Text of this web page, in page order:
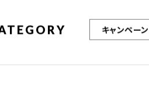
キャンペーン